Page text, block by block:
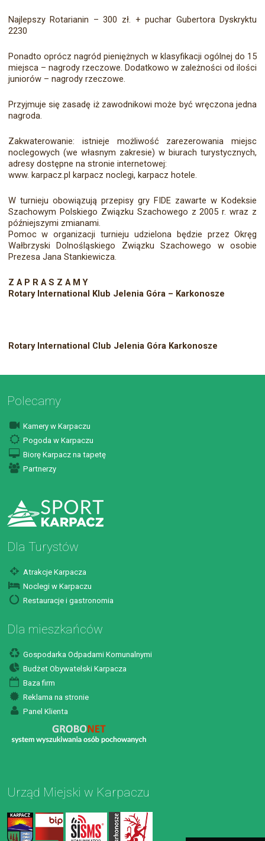
Najlepszy Rotarianin – 300 zł. + puchar Gubertora Dyskryktu
2230
Ponadto oprócz nagród pieniężnych w klasyfikacji ogólnej do 15
miejsca – nagrody rzeczowe. Dodatkowo w zależności od ilości
juniorów – nagrody rzeczowe.
Przyjmuje się zasadę iż zawodnikowi może być wręczona jedna
nagroda.
Zakwaterowanie: istnieje możliwość zarezerowania miejsc
noclegowych (we własnym zakresie) w biurach turystycznych,
adresy dostępne na stronie internetowej:
www. karpacz.pl karpacz noclegi, karpacz hotele.
W turnieju obowiązują przepisy gry FIDE zawarte w Kodeksie
Szachowym Polskiego Związku Szachowego z 2005 r. wraz z
późniejszymi zmianami.
Pomoc w organizacji turnieju udzielona będzie przez Okręg
Wałbrzyski Dolnośląskiego Związku Szachowego w osobie
Prezesa Jana Stankiewicza.
Z A P R A S Z A M Y
Rotary International Klub Jelenia Góra – Karkonosze
Rotary International Club Jelenia Góra Karkonosze
Polecamy
Kamery w Karpaczu
Pogoda w Karpaczu
Biorę Karpacz na tapetę
Partnerzy
Dla Turystów
Atrakcje Karpacza
Noclegi w Karpaczu
Restauracje i gastronomia
Dla mieszkańców
Gospodarka Odpadami Komunalnymi
Budżet Obywatelski Karpacza
Baza firm
Reklama na stronie
Panel Klienta
Urząd Miejski w Karpaczu